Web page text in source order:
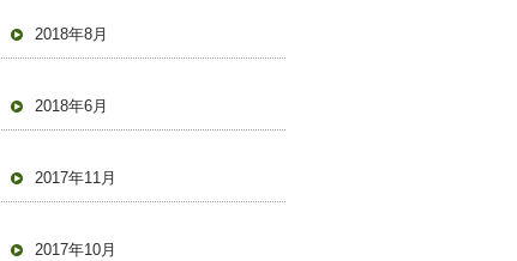
2018年8月
2018年6月
2017年11月
2017年10月